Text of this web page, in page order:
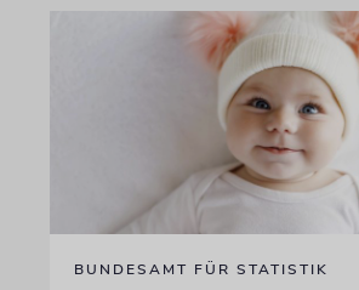
BUNDESAMT FÜR STATISTIK